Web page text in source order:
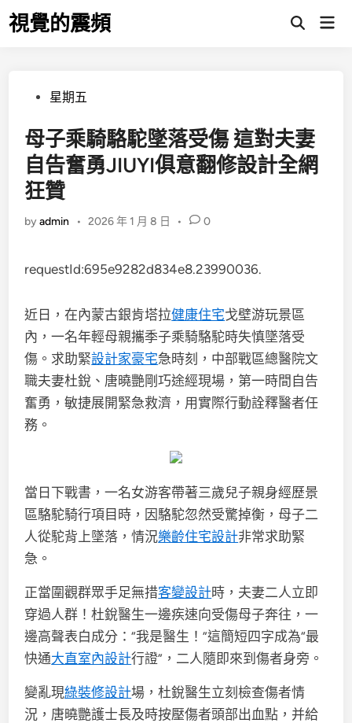
Skip
to視覺的震頻
Open
Posted星期五
母子乘騎駱駝墜落受傷 這對夫妻
自告奮勇JIUYI俱意翻修設計全網
狂贊
byadmin • 2026 年 1 月 8 日 • 0
requestId:695e9282d834e8.23990036.
近日，在內蒙古銀肯塔拉健康住宅戈壁游玩景區
內，一名年輕母親攜季子乘騎駱駝時失慎墜落受
傷。求助緊設計家豪宅急時刻，中部戰區總醫院文
職夫妻杜銳、唐曉艷剛巧途經現場，第一時間自告
奮勇，敏捷展開緊急救濟，用實際行動詮釋醫者任
務。
當日下戰書，一名女游客帶著三歲兒子親身經歷景
區駱駝騎行項目時，因駱駝忽然受驚掉衡，母子二
人從駝背上墜落，情況樂齡住宅設計非常求助緊
急。
正當圍觀群眾手足無措客變設計時，夫妻二人立即
穿過人群！杜銳醫生一邊疾速向受傷母子奔往，一
邊高聲表白成分：“我是醫生！”這簡短四字成為“最
快通大直室內設計行證”，二人隨即來到傷者身旁。
變亂現綠裝修設計場，杜銳醫生立刻檢查傷者情
況，唐曉艷護士長及時按壓傷者頭部出血點，并給